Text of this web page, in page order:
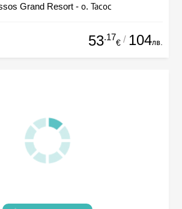
Grand Resort - о. Тасос
53.17
€ / 104лв.